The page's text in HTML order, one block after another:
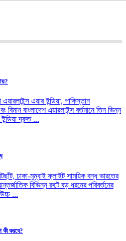
এয়ার ইন্ডিয়া, পাকিস্তান
বাংলাদেশ এয়ারলাইন্স বর্তমানে তিন ভিন্ন
দ্রুত ...
ঢাকা-মুম্বাই ফ্লাইট সাময়িক বন্ধ ভারতের
বিভিন্ন রুটে বড় ধরনের পরিবর্তনের
...
কী করবে?